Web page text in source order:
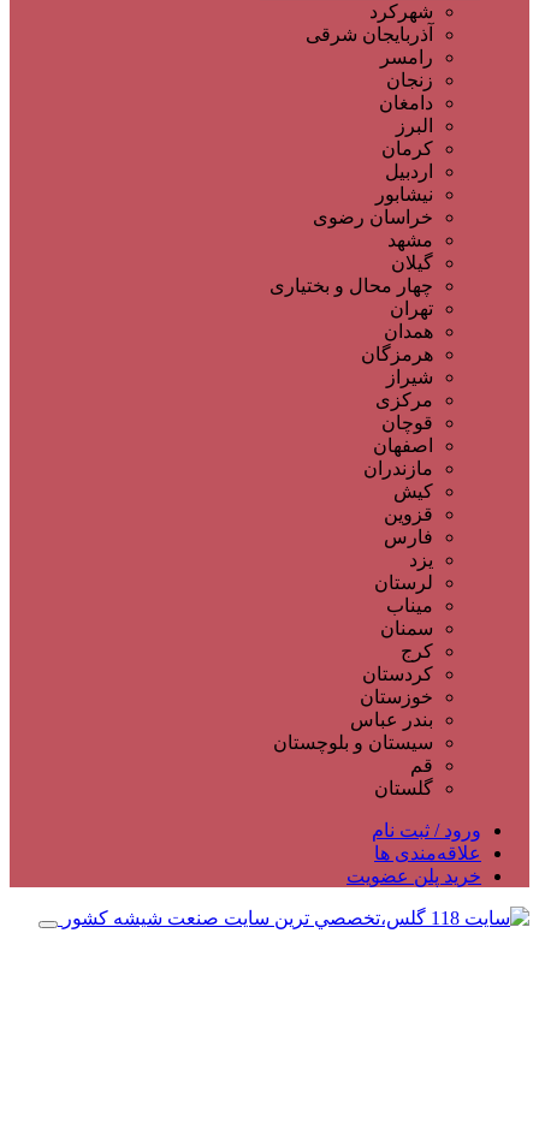
شهرکرد
آذربایجان شرقی
رامسر
زنجان
دامغان
البرز
کرمان
اردبیل
نیشابور
خراسان رضوی
مشهد
گیلان
چهار محال و بختیاری
تهران
همدان
هرمزگان
شیراز
مرکزی
قوچان
اصفهان
مازندران
کیش
قزوین
فارس
یزد
لرستان
میناب
سمنان
کرج
کردستان
خوزستان
بندر عباس
سیستان و بلوچستان
قم
گلستان
ورود / ثبت نام
علاقه‌مندی ها
خرید پلن عضویت